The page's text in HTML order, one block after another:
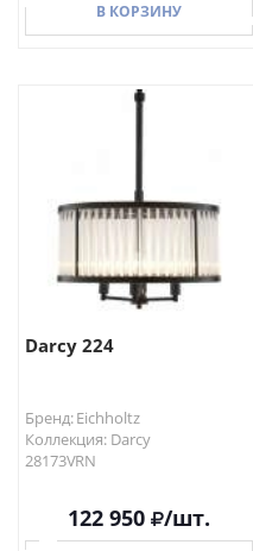
В КОРЗИНУ
Darcy 224
Бренд: Eichholtz
Коллекция: Darcy
28173VRN
122 950 /шт.